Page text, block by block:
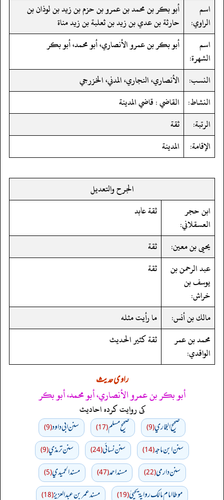
اسم
الراوي:
أبو بكر بن محمد بن عمرو بن حزم بن زيد بن لوذان بن
حارثة بن عدي بن زيد بن ثعلبة بن زيد مناة
اسم
الشهرة:
أبو بكر بن عمرو الأنصاري، أبو محمد، أبو بكر
النسب:
الأنصاري، النجاري، المدني، الخزرجي
النشاط: القاضي : قاضي المدينة
الرتبة:
ثقة
الإقامة:
المدينة
الجرح والتعديل
ابن حجر
العسقلاني:
ثقة عابد
يحيى بن معين:
ثقة
عبد الرحمن بن
يوسف بن
خراش:
ثقة
مالك بن أنس:
ما رأيت مثله
محمد بن عمر
الواقدي:
ثقة كثير الحديث
راوی حدیث
أبو بكر بن عمرو الأنصاري، أبو محمد، أبو بكر
کی روایت کردہ احادیث
صحيح البخاري(9) صحيح مسلم(17) سنن ابي داود(9)
سنن ابن ماجه(14) سنن نسائي(24) سنن ترمذي(9)
سنن دارمي(22) مسند احمد(47) مسند الحميدي(5)
موطا امام مالك رواية يحييٰ(19) مسند عمر بن عبد العزيز(18)